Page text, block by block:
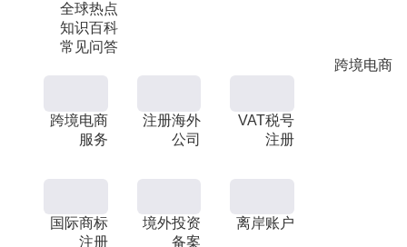
全球热点
知识百科
常见问答
跨境电商
跨境电商
服务
注册海外
公司
VAT税号
注册
国际商标
注册
境外投资
备案
离岸账户